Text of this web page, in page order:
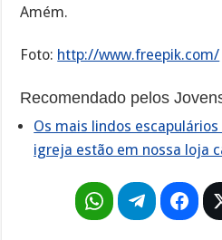
Amém.
Foto: http://www.freepik.com/
Recomendado pelos
Os mais lindos
igreja estão em nossa loja